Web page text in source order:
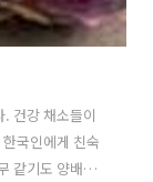
건강 채소들이
국인에게 친숙
같기도 양배추